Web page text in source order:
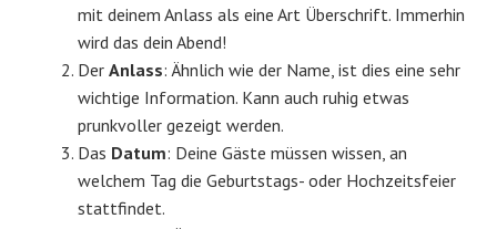
mit deinem Anlass als eine Art Überschrift. Immerhin
wird das dein Abend!
DerAnlass: Ähnlich wie der Name, ist dies eine sehr
wichtige Information. Kann auch ruhig etwas
prunkvoller gezeigt werden.
Das Datum: Deine Gäste müssen wissen, an
welchem Tag die Geburtstags- oder Hochzeitsfeier
stattfindet.